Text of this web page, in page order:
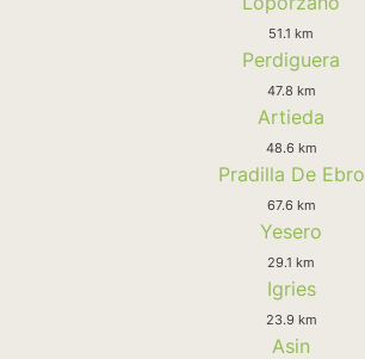
51.1 km
Perdiguera
47.8 km
Artieda
48.6 km
Pradilla De Ebro
67.6 km
Yesero
29.1 km
Igries
23.9 km
Asin